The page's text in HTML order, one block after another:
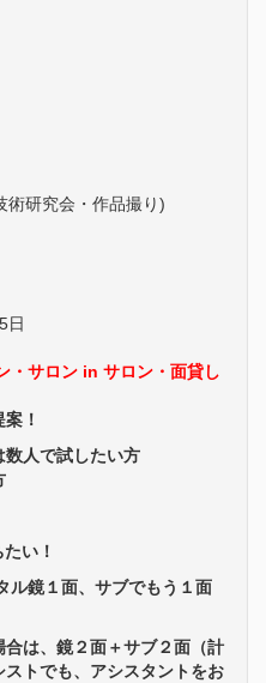
術研究会・作品撮り)
日
・サロン in サロン・面貸し
！
数人で試したい方
い！
ル鏡１面、サブでもう１面
は、鏡２面＋サブ２面（計
トでも、アシスタントをお